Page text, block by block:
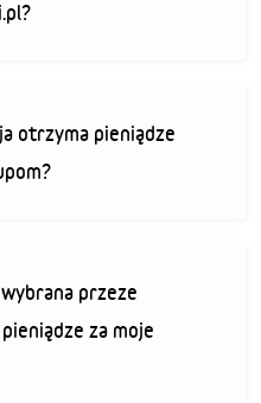
otrzyma pieniądze
przeze
za moje